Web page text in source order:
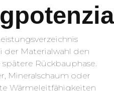
der Materialwahl den
Rückbauphase.
Mineralschaum oder
Wärmeleitfähigkeiten